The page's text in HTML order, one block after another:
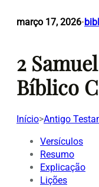
março 17, 2026•
2
Bíblico
Início>Antigo
Versículos
Resumo
Explicação
Lições